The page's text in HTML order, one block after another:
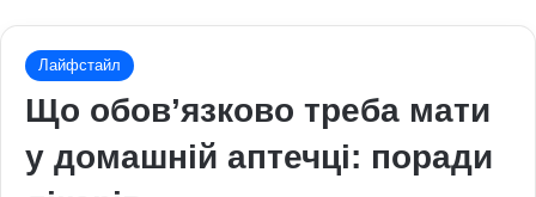
Лайфстайл
Що обов’язково треба мати
у домашній аптечці: поради